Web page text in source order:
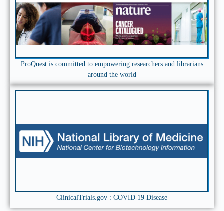
ProQuest is committed to empowering researchers and librarians
around the world
ClinicalTrials.gov : COVID 19 Disease